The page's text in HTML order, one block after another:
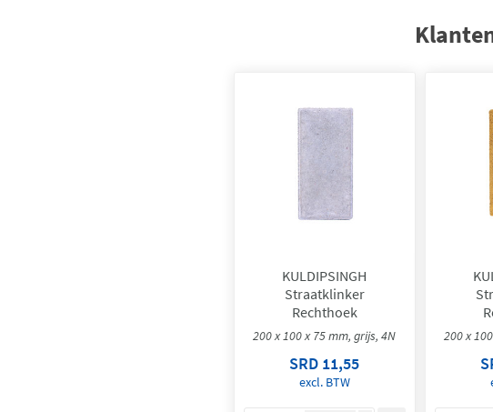
KULDIPSINGH
Straatklinker
Rechthoek
200 x 100 x 75 mm, grijs, 4N
SRD 11,55
excl. BTW
200 x